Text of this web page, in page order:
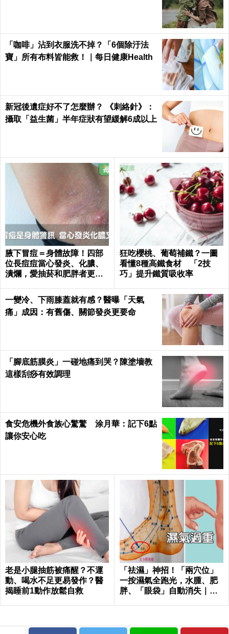
「咖啡」沾到衣服洗不掉？「6個除汙法
寶」所有布料皆能救！｜每日健康Health
新冠後遺症好不了怎麼辦？ 《刺絡針》：
攝取「益生菌」半年症狀有望緩解6成以上
腋下冒痘＝身體故障！四部
位長痘痘當心發炎、化膿、
潰爛，愛抽菸和肥胖者更要
狂吃櫻桃、葡萄補鐵？一圖
看懂8種高鐵食材 「2技
巧」提升鐵質吸收率
一變冷、下雨膝蓋就有感？醫曝「天氣
痛」成因：有舊傷、關節發炎更要命
「腳底筋膜炎」一碰地痛到哭？陳塗墻教
這樣刮痧有效調理
食安危機外食族心驚驚 涂月華：記下6點
讓你安心吃
老是小腿抽筋被痛醒？不運
動、喝水不足更易發作？醫
揭睡前1動作放鬆自救
「祛濕」神招！「兩穴位」
一按濕氣全跑光，水腫、肥
胖、「眼袋」自動消失｜每